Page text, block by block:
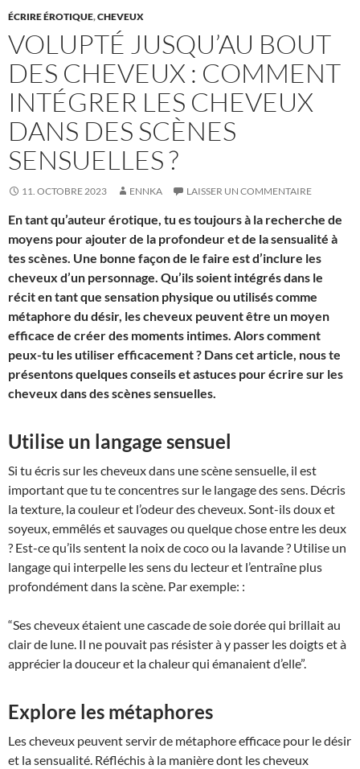
ÉCRIRE ÉROTIQUE,CHEVEUX
VOLUPTÉ JUSQU’AU BOUT
DES CHEVEUX : COMMENT
INTÉGRER LES CHEVEUX
DANS DES SCÈNES
SENSUELLES ?
11. OCTOBRE 2023 ENNKA LAISSER UN COMMENTAIRE
En tant qu’auteur érotique, tu es toujours à la recherche de
moyens pour ajouter de la profondeur et de la sensualité à
tes scènes. Une bonne façon de le faire est d’inclure les
cheveux d’un personnage. Qu’ils soient intégrés dans le
récit en tant que sensation physique ou utilisés comme
métaphore du désir, les cheveux peuvent être un moyen
efficace de créer des moments intimes. Alors comment
peux-tu les utiliser efficacement ? Dans cet article, nous te
présentons quelques conseils et astuces pour écrire sur les
cheveux dans des scènes sensuelles.
Utilise un langage sensuel
Si tu écris sur les cheveux dans une scène sensuelle, il est
important que tu te concentres sur le langage des sens. Décris
la texture, la couleur et l’odeur des cheveux. Sont-ils doux et
soyeux, emmêlés et sauvages ou quelque chose entre les deux
? Est-ce qu’ils sentent la noix de coco ou la lavande ? Utilise un
langage qui interpelle les sens du lecteur et l’entraîne plus
profondément dans la scène. Par exemple: :
“Ses cheveux étaient une cascade de soie dorée qui brillait au
clair de lune. Il ne pouvait pas résister à y passer les doigts et à
apprécier la douceur et la chaleur qui émanaient d’elle”.
Explore les métaphores
Les cheveux peuvent servir de métaphore efficace pour le désir
et la sensualité. Réfléchis à la manière dont les cheveux